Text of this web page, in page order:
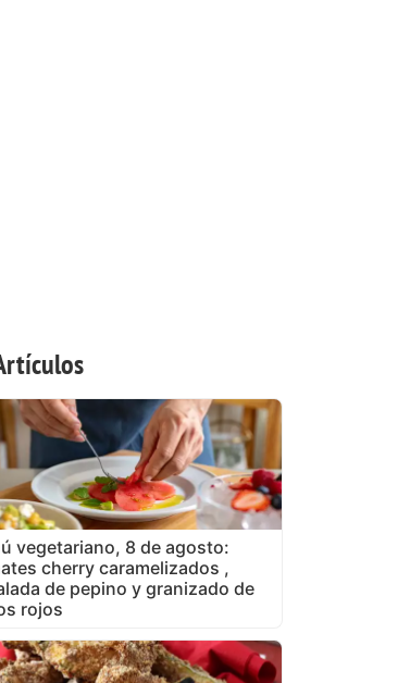
vegetariano, 8 de agosto:
cherry caramelizados ,
de pepino y granizado de
rojos